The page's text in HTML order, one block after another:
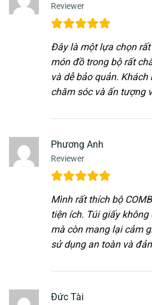
Reviewer
Đây là một lựa chọn
món đồ trong bộ rất
và dễ bảo quản.
chăm sóc và ấn tượng
Phương Anh
Reviewer
Mình rất thích bộ
tiện ích. Túi giấy
mà còn mang lại cảm
sử dụng an toàn và
Đức Tài